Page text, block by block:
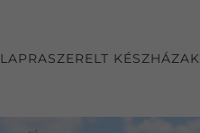
KÉSZHÁZAK